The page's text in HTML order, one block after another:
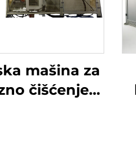
mašina za
čišćenje